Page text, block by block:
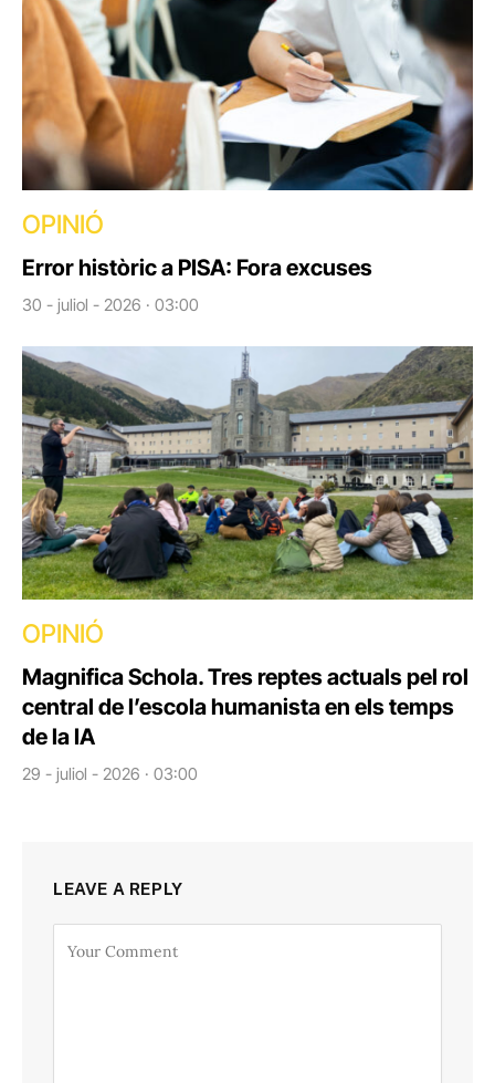
OPINIÓ
Error històric a PISA: Fora excuses
30 - juliol - 2026 · 03:00
OPINIÓ
Magnifica Schola. Tres reptes actuals pel rol
central de l’escola humanista en els temps
de la IA
29 - juliol - 2026 · 03:00
LEAVE A REPLY